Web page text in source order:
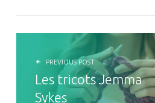
NAVIGATION DE L’ARTICLE
PREVIOUS POST
Les tricots Jemma
Sykes